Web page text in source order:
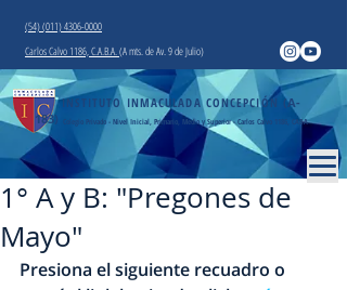
INSTITUTO INMACULADA CONCEPCIÓN (A-
183)
Colegio Privado - Nivel Inicial, Primario, Medio y Superior - Carlos Calvo 1186, CABA
(54) (011) 4306-0000
Carlos Calvo 1186, C.A.B.A.(A mts. de Av. 9 de Julio)
1° A y B: "Pregones de
Mayo"
Presiona el siguiente recuadro o